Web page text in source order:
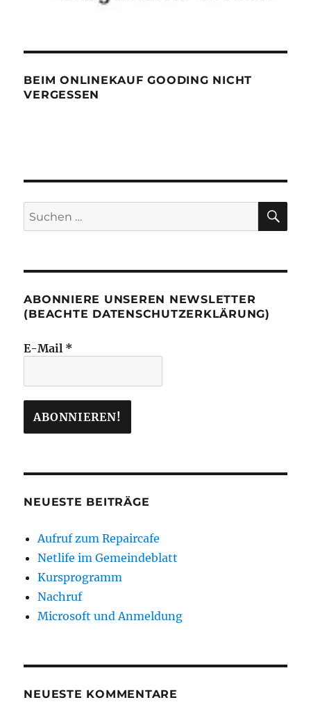
BEIM ONLINEKAUF GOODING NICHT
VERGESSEN
Suchen
nach:
ABONNIERE UNSEREN NEWSLETTER
(BEACHTE DATENSCHUTZERKLÄRUNG)
E-Mail *
NEUESTE BEITRÄGE
Aufruf zum Repaircafe
Netlife im Gemeindeblatt
Kursprogramm
Nachruf
Microsoft und Anmeldung
NEUESTE KOMMENTARE